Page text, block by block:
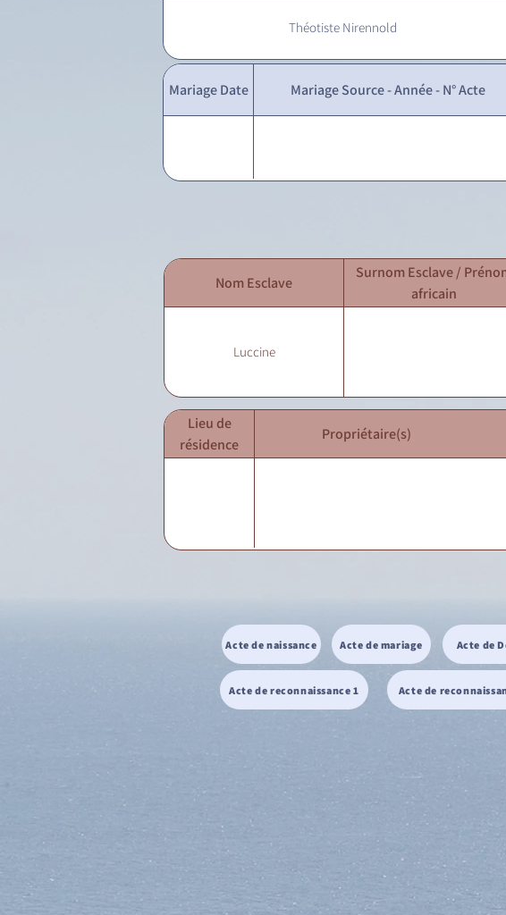
Théotiste Nirennold
Mariage Date Mariage Source - Année - N° Acte
Nom Esclave
Surnom Esclave /
africain
Luccine
Lieu de
résidence
Propriétaire(s)
Acte de naissance Acte de mariage Acte de
Acte de reconnaissance 1 Acte de